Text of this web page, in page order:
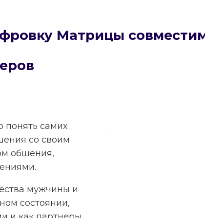
Матрицы
понять самих
со своим
общения,
мужчины и
состоянии,